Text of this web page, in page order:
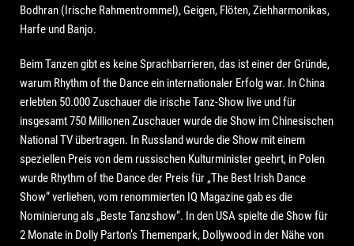
Bodhran (Irische Rahmentrommel), Geigen, Flöten, Ziehharmonikas,
Harfe und Banjo.
Beim Tanzen gibt es keine Sprachbarrieren, das ist einer der Gründe,
warum Rhythm of the Dance ein internationaler Erfolg war. In China
erlebten 50.000 Zuschauer die irische Tanz-Show live und für
insgesamt 750 Millionen Zuschauer wurde die Show im Chinesischen
National TV übertragen. In Russland wurde die Show mit einem
speziellen Preis von dem russischen Kulturminister geehrt, in Polen
wurde Rhythm of the Dance der Preis für „The Best Irish Dance
Show“ verliehen, vom renommierten IQ Magazine gab es die
Nominierung als „Beste Tanzshow“. In den USA spielte die Show für
2 Monate in Dolly Parton’s Themenpark, Dollywood in der Nähe von